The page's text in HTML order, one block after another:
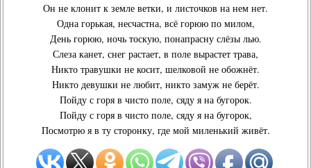
Он не клонит к земле ветки, и листочков на нем нет.
Одна горькая, несчастна, всё горюю по милом,
День горюю, ночь тоскую, понапрасну слёзы лью.
Слеза канет, снег растает, в поле вырастет трава,
Никто травушки не косит, шелковой не обожнёт.
Никто девушки не любит, никто замуж не берёт.
Пойду с горя в чисто поле, сяду я на бугорок.
Пойду с горя в чисто поле, сяду я на бугорок,
Посмотрю я в ту сторонку, где мой миленький живёт.